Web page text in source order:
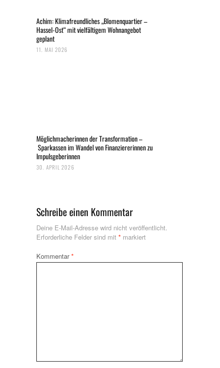
Achim: Klimafreundliches „Blomenquartier –
Hassel-Ost“ mit vielfältigem Wohnangebot
geplant
11. MAI 2026
Möglichmacherinnen der Transformation –
Sparkassen im Wandel von Finanziererinnen zu
Impulsgeberinnen
30. APRIL 2026
Schreibe einen Kommentar
Deine E-Mail-Adresse wird nicht veröffentlicht.
Erforderliche Felder sind mit * markiert
Kommentar*